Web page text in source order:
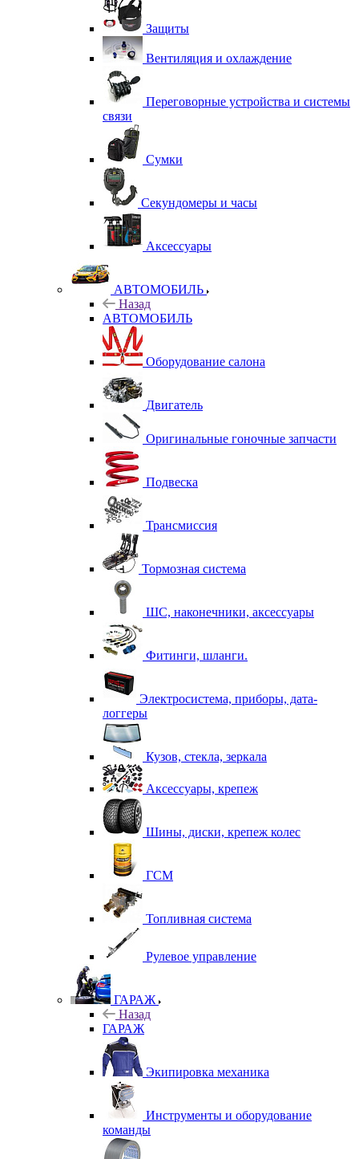
Защиты
Вентиляция и охлаждение
Переговорные устройства и системы
связи
Сумки
Секундомеры и часы
Аксессуары
АВТОМОБИЛЬ
Назад
АВТОМОБИЛЬ
Оборудование салона
Двигатель
Оригинальные гоночные запчасти
Подвеска
Трансмиссия
Тормозная система
ШС, наконечники, аксессуары
Фитинги, шланги.
Электросистема, приборы, дата-
логгеры
Кузов, стекла, зеркала
Аксессуары, крепеж
Шины, диски, крепеж колес
ГСМ
Топливная система
Рулевое управление
ГАРАЖ
Назад
ГАРАЖ
Экипировка механика
Инструменты и оборудование
команды